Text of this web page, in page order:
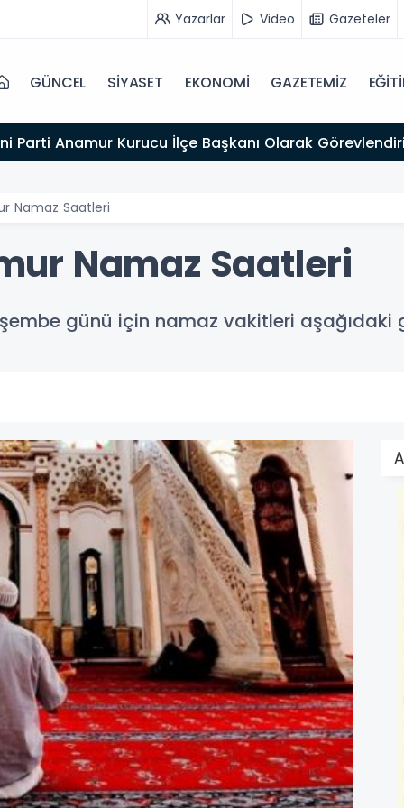
Yazarlar Video Gazeteler
GÜNCEL SİYASET EKONOMİ GAZETEMİZ
Parti Anamur Kurucu İlçe Başkanı Olarak
Namaz Saatleri
Namaz Saatleri
günü için namaz vakitleri aşağıdaki